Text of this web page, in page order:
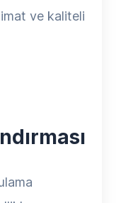
ve kaliteli